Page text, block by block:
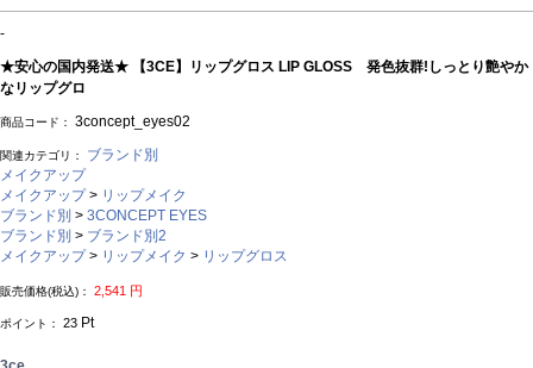
-
★安心の国内発送★ 【3CE】リップグロス LIP GLOSS 発色抜群!しっとり艶やか
なリップグロ
商品コード： 3concept_eyes02
関連カテゴリ：
ブランド別
メイクアップ
メイクアップ> リップメイク
ブランド別 > 3CONCEPT EYES
ブランド別 > ブランド別2
メイクアップ> リップメイク > リップグロス
販売価格(税込)： 2,541 円
ポイント： 23 Pt